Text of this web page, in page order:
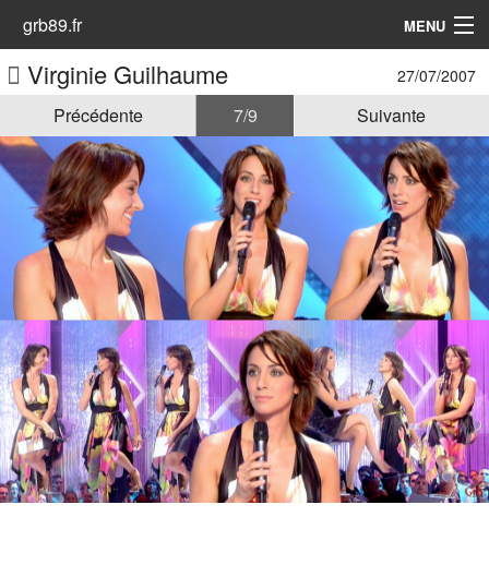
grb89.fr MENU
Accueil
Les Animatrices
Virginie Guilhaume 27/07/2007
Précédente 7 / 9 Suivante